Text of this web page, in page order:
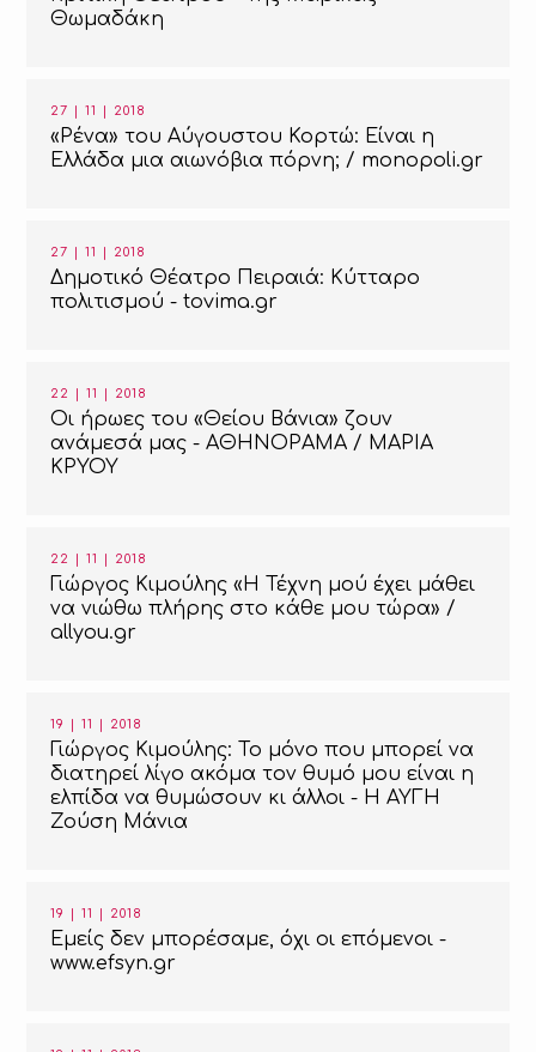
Θωμαδάκη
27 | 11 | 2018
«Ρένα» του Αύγουστου Κορτώ: Είναι η
Ελλάδα μια αιωνόβια πόρνη; / monopoli.gr
27 | 11 | 2018
Δημοτικό Θέατρο Πειραιά: Κύτταρο
πολιτισμού - tovima.gr
22 | 11 | 2018
Οι ήρωες του «Θείου Βάνια» ζουν
ανάμεσά μας - ΑΘΗΝΟΡΑΜΑ / ΜΑΡΙΑ
ΚΡΥΟΥ
22 | 11 | 2018
Γιώργος Κιμούλης «Η Τέχνη μού έχει μάθει
να νιώθω πλήρης στο κάθε μου τώρα» /
allyou.gr
19 | 11 | 2018
Γιώργος Κιμούλης: Το μόνο που μπορεί να
διατηρεί λίγο ακόμα τον θυμό μου είναι η
ελπίδα να θυμώσουν κι άλλοι - H ΑΥΓΗ
Ζούση Μάνια
19 | 11 | 2018
Εμείς δεν μπορέσαμε, όχι οι επόμενοι -
www.efsyn.gr